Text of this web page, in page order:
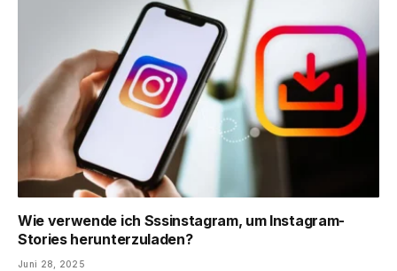
Wie verwende ich Sssinstagram, um Instagram-
Stories herunterzuladen?
Juni 28, 2025